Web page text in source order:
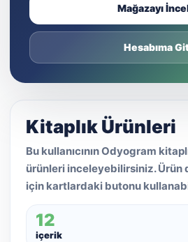
Mağazayı
Hesabıma
Kitaplık Ürünleri
Bu kullanıcının Odyogram
ürünleri inceleyebilirsiniz. Ürün
için kartlardaki butonu
12
içerik